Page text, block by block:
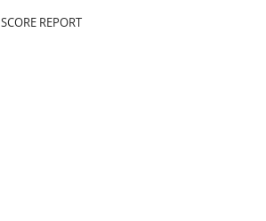
SCORE REPORT